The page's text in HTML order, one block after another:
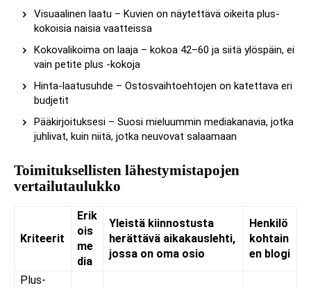
Visuaalinen laatu – Kuvien on näytettävä oikeita plus-
kokoisia naisia vaatteissa
Kokovalikoima on laaja – kokoa 42–60 ja siitä ylöspäin, ei
vain petite plus -kokoja
Hinta-laatusuhde – Ostosvaihtoehtojen on katettava eri
budjetit
Pääkirjoituksesi – Suosi mieluummin mediakanavia, jotka
juhlivat, kuin niitä, jotka neuvovat salaamaan
Toimituksellisten lähestymistapojen
vertailutaulukko
Kriteerit
Erik
ois
me
dia
Yleistä kiinnostusta
herättävä aikakauslehti,
jossa on oma osio
Henkilö
kohtain
en blogi
Plus-